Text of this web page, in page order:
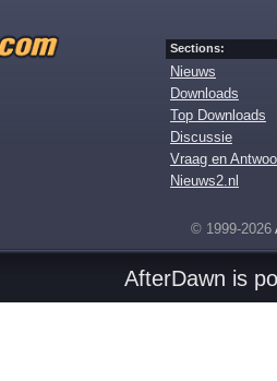
Sections:
Nieuws
Downloads
Top Downloads
Discussie
Vraag en
Nieuws2.nl
© 1999-2026
AfterDawn is